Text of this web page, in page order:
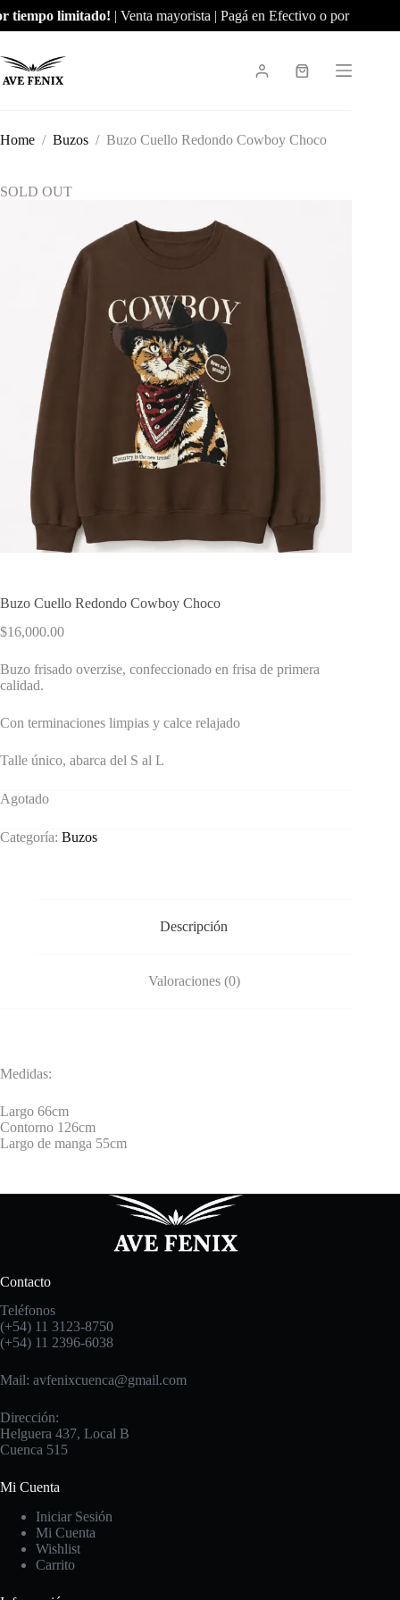
Skip
to tiempo limitado!| Venta mayorista | Pagá en Efectivo o por
Shopping
Home / Buzos / Buzo Cuello Redondo Cowboy Choco
SOLD OUT
Buzo Cuello Redondo Cowboy Choco
$16,000.00
Buzo frisado overzise, confeccionado en frisa de primera
calidad.
Con terminaciones limpias y calce relajado
Talle único, abarca del S al L
Agotado
Categoría: Buzos
Descripción
Valoraciones (0)
Medidas:
Largo 66cm
Contorno 126cm
Largo de manga 55cm
Contacto
Teléfonos
(+54) 11 3123-8750
(+54) 11 2396-6038
Mail: avfenixcuenca@gmail.com
Dirección:
Helguera 437, Local B
Cuenca 515
Mi Cuenta
Iniciar Sesión
Mi Cuenta
Wishlist
Carrito